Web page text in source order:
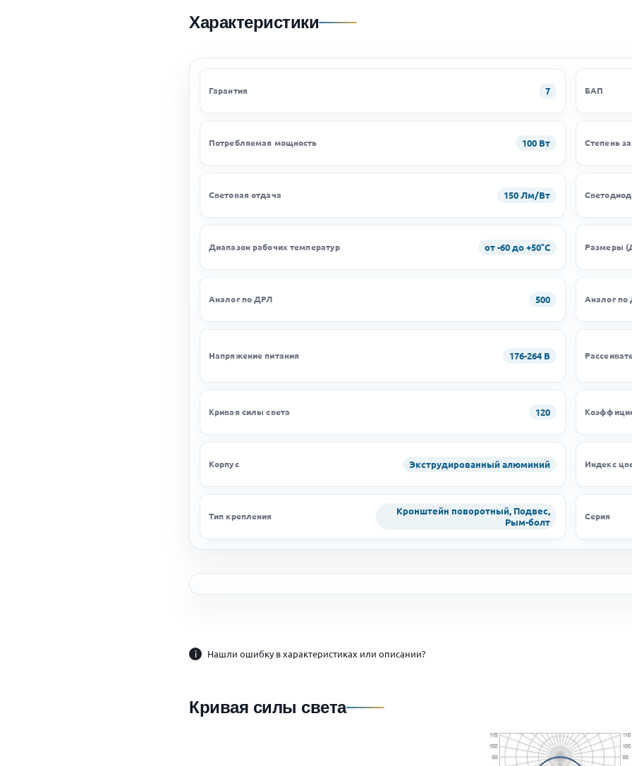
Характеристики
Гарантия 7 БАП
Потребляемая мощность 100 Вт Степень
Световая отдача 150 Лм/Вт
Диапазон рабочих температур от -60 до +50°C Размеры
Аналог по ДРЛ 500 Аналог
Напряжение питания 176-264 В
Кривая силы света 120
Корпус Экструдированный алюминий Индекс
Тип крепления
Кронштейн поворотный, Подвес,
Рым-болт
Серия
i Нашли ошибку в характеристиках или описании?
Кривая силы света